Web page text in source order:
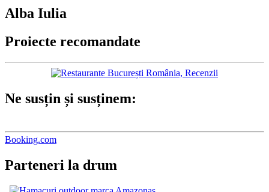
Alba Iulia
Proiecte recomandate
Ne susțin și susținem:
Booking.com
Parteneri la drum